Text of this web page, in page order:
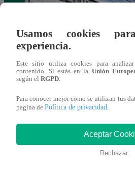
Asesinan a comerciante ferretero
También
Usamos cookies
experiencia.
Este sitio utiliza cookies para
contenido. Si estás en la Unión
según el RGPD.
Para conocer mejor como se utilizan tus
pagina de Política de privacidad.
Aceptar
Rechazar